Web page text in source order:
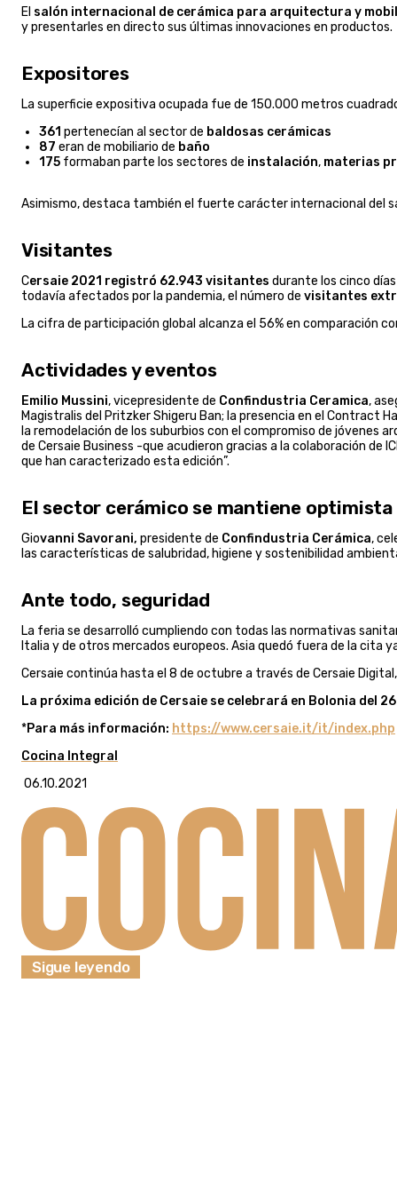
El salón internacional de cerámica para arquitectura y
y presentarles en directo sus últimas innovaciones en productos.
Expositores
La superficie expositiva ocupada fue de 150.000 metros
361 pertenecían al sector de baldosas cerámicas
87 eran de mobiliario de baño
175 formaban parte los sectores de instalación, materias
Asimismo, destaca también el fuerte carácter internacional del
Visitantes
Cersaie 2021 registró 62.943 visitantes durante los cinco
todavía afectados por la pandemia, el número de visitantes
La cifra de participación global alcanza el 56% en comparación
Actividades y eventos
Emilio Mussini, vicepresidente de Confindustria Ceramica,
Magistralis del Pritzker Shigeru Ban; la presencia en el Contract
la remodelación de los suburbios con el compromiso de jóvenes
de Cersaie Business -que acudieron gracias a la colaboración de
que han caracterizado esta edición”.
El sector cerámico se mantiene optimista
Giovanni Savorani, presidente de Confindustria Cerámica,
las características de salubridad, higiene y sostenibilidad
Ante todo, seguridad
La feria se desarrolló cumpliendo con todas las normativas
Italia y de otros mercados europeos. Asia quedó fuera de la
Cersaie continúa hasta el 8 de octubre a través de Cersaie
La próxima edición de Cersaie se celebrará en Bolonia del
*Para más información: https://www.cersaie.it/it/index.php
Cocina Integral
06.10.2021
Sigue leyendo